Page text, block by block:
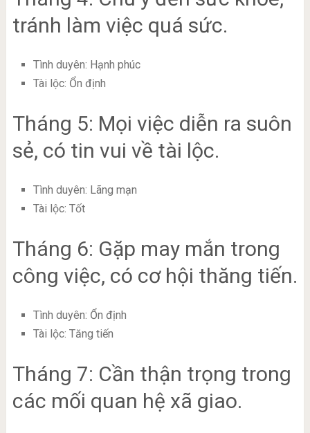
tránh làm việc quá sức.
Tình duyên: Hạnh phúc
Tài lộc: Ổn định
Tháng 5: Mọi việc diễn ra suôn
sẻ, có tin vui về tài lộc.
Tình duyên: Lãng mạn
Tài lộc: Tốt
Tháng 6: Gặp may mắn trong
công việc, có cơ hội thăng tiến.
Tình duyên: Ổn định
Tài lộc: Tăng tiến
Tháng 7: Cần thận trọng trong
các mối quan hệ xã giao.